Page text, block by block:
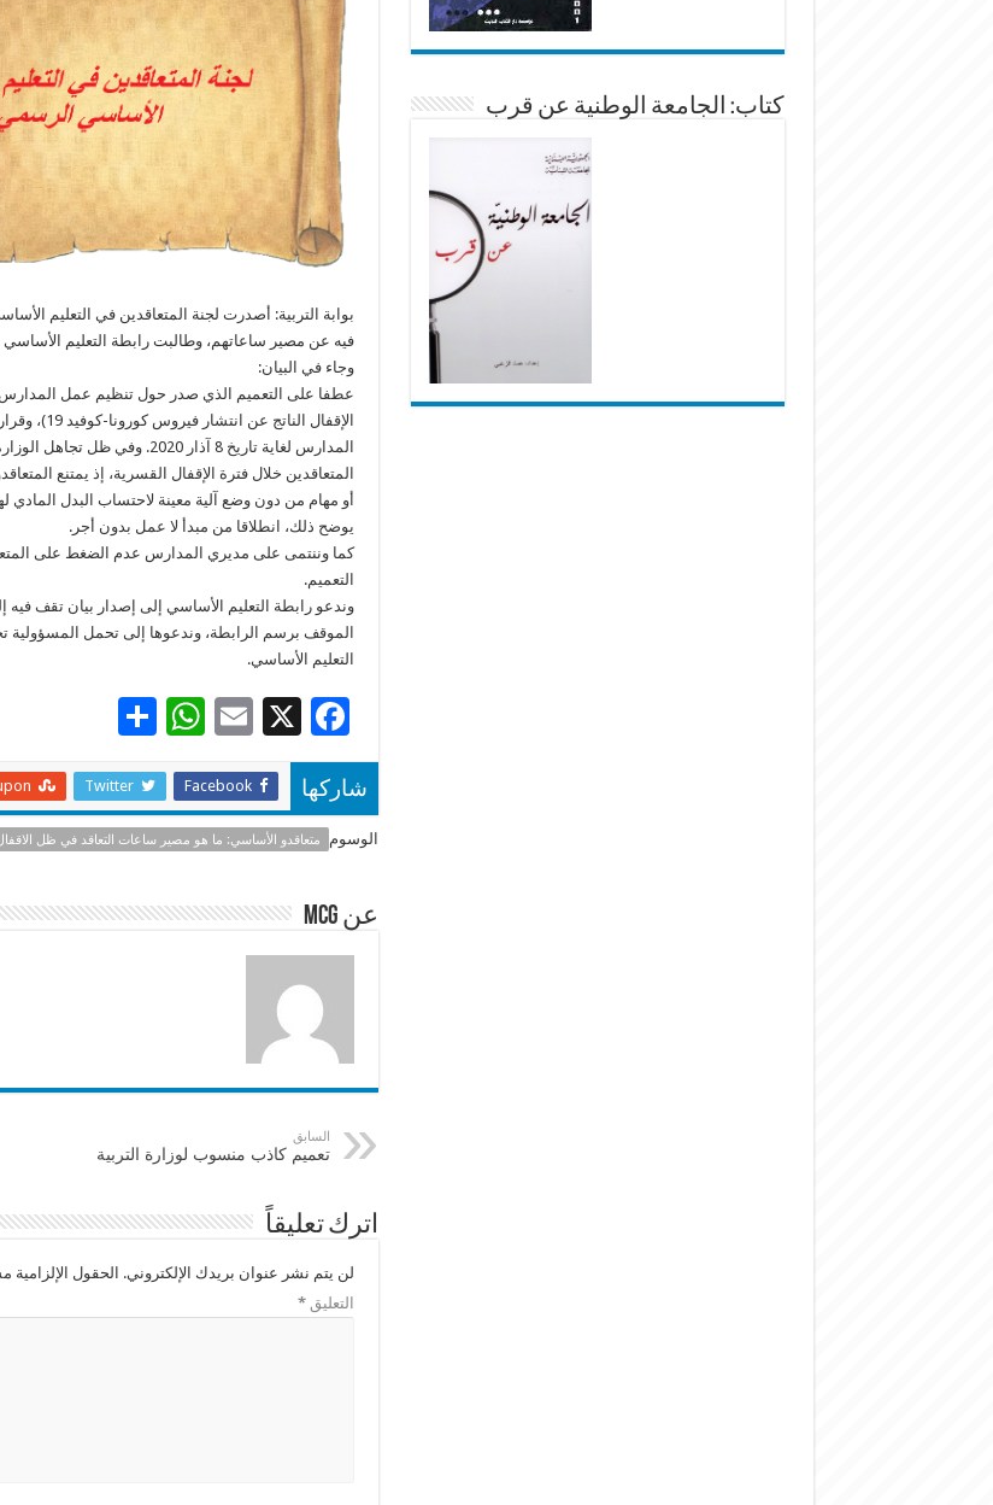
بوابة التربية: أصدرت لجنة المتعاقدين في التعليم
فيه عن مصير ساعاتهم، وطالبت رابطة التعليم الأساسي
وجاء في البيان:
عطفا على التعميم الذي صدر حول تنظيم عمل المدارس
الإقفال الناتج
المدارس لغاية تاريخ 8 آذار 2020.
المتعاقدين خلال فترة الإقفال القسرية، إذ يمتنع
أو مهام من دون وضع آلية معينة لاحتساب البدل المادي
يوضح ذلك، انطلاقا من مبدأ لا عمل بدون أجر.
كما وننتمى على مديري المدارس عدم الضغط على
التعميم.
وندعو رابطة التعليم الأساسي إلى إصدار بيان تقف فيه
الموقف برسم الرابطة، وندعوها إلى تحمل المسؤولية
التعليم الأساسي.
F
ac
e
b
o
k
X
E
ai
l
W
at
sA
p
ar
e
شاركها Facebook
Twitter
الوسوم متعاقدو الأساسي: ما هو مصير ساعات التعاقد في ظل
عن mcg
السابق
تعميم كاذب منسوب لوزارة التربية
اترك تعليقاً
لن يتم نشر عنوان بريدك الإلكتروني. الحقول الإلزامية
التعليق*
كتاب: الجامعة الوطنية عن قرب